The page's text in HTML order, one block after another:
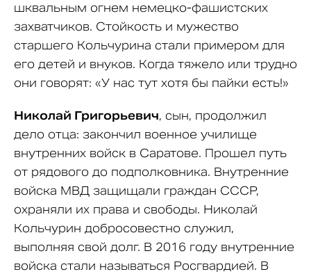
шквальным огнем немецко-фашистских
захватчиков. Стойкость и мужество
старшего Кольчурина стали примером для
его детей и внуков. Когда тяжело или трудно
они говорят: «У нас тут хотя бы пайки есть!»
Николай Григорьевич, сын, продолжил
дело отца: закончил военное училище
внутренних войск в Саратове. Прошел путь
от рядового до подполковника. Внутренние
войска МВД защищали граждан СССР,
охраняли их права и свободы. Николай
Кольчурин добросовестно служил,
выполняя свой долг. В 2016 году внутренние
войска стали называться Росгвардией. В